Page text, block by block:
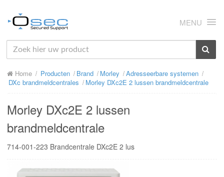
MENU
HOME
OVER ONS
PRODUCTEN
Home Producten Brand Morley
Adresseerbare systemen
DXc brandmeldcentrales
Morley DXc2E 2 lussen brandmeldcentrale
Morley DXc2E 2 lussen
brandmeldcentrale
714-001-223 Brandcentrale DXc2E 2 lus